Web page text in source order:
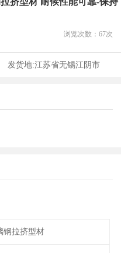
浏览次数： 67次
发货地:江苏省无锡江阴市
钢拉挤型材